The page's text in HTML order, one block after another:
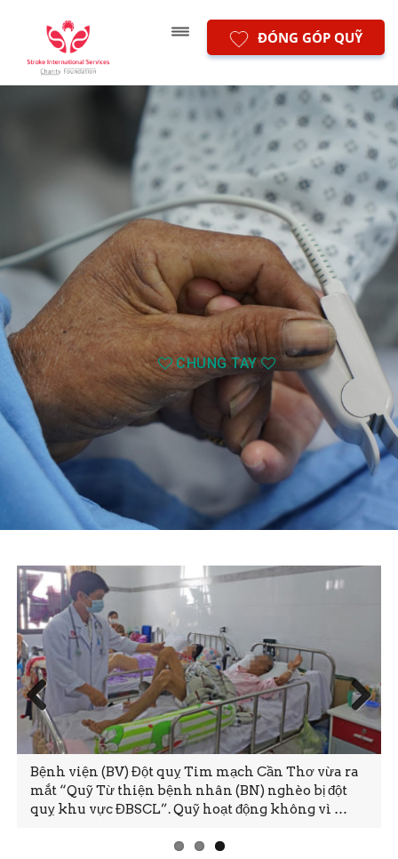
ĐÓNG GÓP QUỸ
CHUNG TAY
Bệnh viện (BV) Đột quỵ Tim mạch Cần Thơ vừa ra
mắt “Quỹ Từ thiện bệnh nhân (BN) nghèo bị đột
quỵ khu vực ĐBSCL”. Quỹ hoạt động không vì …
Prev
ious
Next